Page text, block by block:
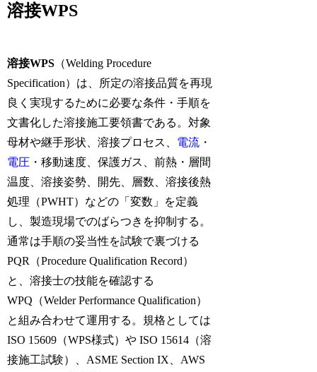
溶接WPS
溶接WPS （Welding Procedure
Specification）は、所定の溶接品質を再現
良く実現するために必要な条件・手順を
文書化した溶接施工要領書である。対象
母材や継手形状、溶接プロセス、 電流 ・
電圧 ・移動速度、保護ガス、前熱・層間
温度、溶接姿勢、開先、層数、溶接後熱
処理（PWHT）などの「変数」を定義
し、製造現場でのばらつきを抑制する。
通常は手順の妥当性を試験で裏づける
PQR（Procedure Qualification Record）
と、溶接士の技能を確認する
WPQ（Welder Performance Qualification）
と組み合わせて運用する。規格としては
ISO 15609（WPS様式）や ISO 15614（溶
接施工試験）、ASME Section IX、AWS